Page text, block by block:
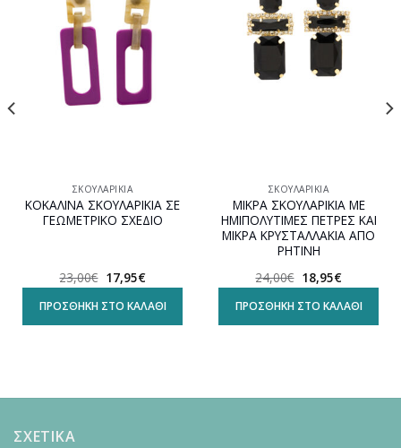
στη
wishlist
ΣΚΟΥΛΑΡΊΚΙΑ
ΚΟΚΑΛΙΝΑ ΣΚΟΥΛΑΡΙΚΙΑ ΣΕ
ΓΕΩΜΕΤΡΙΚΟ ΣΧΕΔΙΟ
23,00€ Original
price
was:
23,00€.
17,95€Η
τρέχουσα
τιμή
είναι:
17,95€.
ΠΡΟΣΘΉΚΗ ΣΤΟ ΚΑΛΆΘΙ
στη
wishlist
ΣΚΟΥΛΑΡΊΚΙΑ
ΜΙΚΡΑ ΣΚΟΥΛΑΡΙΚΙΑ ΜΕ
ΗΜΙΠΟΛΥΤΙΜΕΣ ΠΕΤΡΕΣ ΚΑΙ
ΜΙΚΡΑ ΚΡΥΣΤΑΛΛΑΚΙΑ ΑΠΟ
ΡΗΤΙΝΗ
24,00€ Original
price
was:
24,00€.
18,95€Η
τρέχουσα
τιμή
είναι:
18,95€.
ΠΡΟΣΘΉΚΗ ΣΤΟ ΚΑΛΆΘΙ
ΣΧΕΤΙΚΑ